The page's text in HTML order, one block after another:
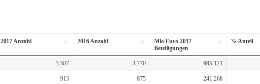
2017 Anzahl 2016 Anzahl
Mio Euro 2017
Beteiligungen
% Anteil
3.587 3.770 995.121
913 875 241.268